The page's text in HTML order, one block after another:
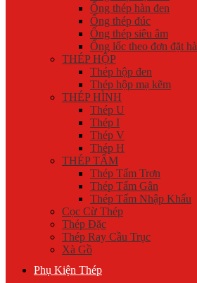
Ống thép hàn đen
Ống thép đúc
Ống thép siêu âm
Ống lốc theo đơn đặt
THÉP HỘP
Thép hộp đen
Thép hộp mạ kẽm
THÉP HÌNH
Thép U
Thép I
Thép V
Thép H
THÉP TẤM
Thép Tấm Trơn
Thép Tấm Gân
Thép Tấm Nhập Khẩu
Cọc Cừ Thép
Thép Đặc
Thép Ray Cầu Trục
Xà Gồ
Phụ Kiện Thép